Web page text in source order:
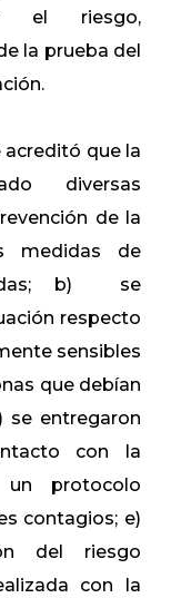
el riesgo,
la prueba del
acreditó que la
diversas
de la
medidas de
b) se
respecto
sensibles
que debían
se entregaron
con la
protocolo
contagios; e)
del riesgo
con la